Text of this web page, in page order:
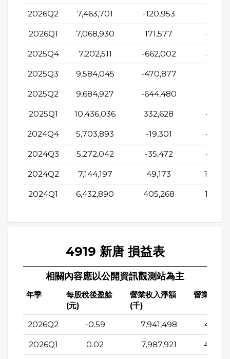
2026Q2 7,463,701 -120,953
2026Q1 7,068,930 171,577 -
2025Q4 7,202,511 -662,002
2025Q3 9,584,045 -470,877
2025Q2 9,684,927 -644,480
2025Q1 10,436,036 332,628 -
2024Q4 5,703,893 -19,301 -
2024Q3 5,272,042 -35,472 -
2024Q2 7,144,197 49,173
2024Q1 6,432,890 405,268
4919 新唐 損益表
相關內容應以公開資訊觀測站為主
年季
每股稅後盈餘
(元)
營業收入淨額
(千)
營業成本(
2026Q2 -0.59 7,941,498
2026Q1 0.02 7,987,921